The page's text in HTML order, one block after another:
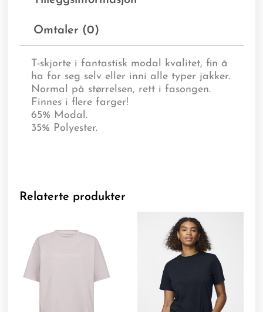
Omtaler (0)
T-skjorte i fantastisk modal kvalitet, fin å
ha for seg selv eller inni alle typer jakker.
Normal på størrelsen, rett i fasongen.
Finnes i flere farger!
65% Modal.
35% Polyester.
Relaterte produkter